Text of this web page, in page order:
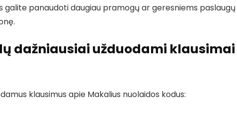
galite panaudoti daugiau pramogų ar geresniems paslaugų
dažniausiai užduodami klausimai
klausimus apie Makalius nuolaidos kodus: